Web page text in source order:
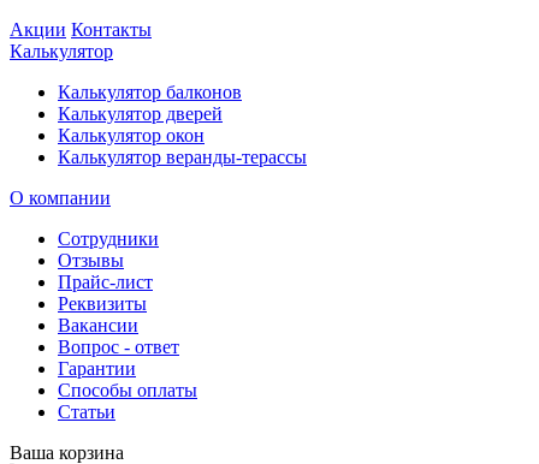
Акции Контакты
Калькулятор
Калькулятор балконов
Калькулятор дверей
Калькулятор окон
Калькулятор веранды-терассы
О компании
Сотрудники
Отзывы
Прайс-лист
Реквизиты
Вакансии
Вопрос - ответ
Гарантии
Способы оплаты
Статьи
Ваша корзина